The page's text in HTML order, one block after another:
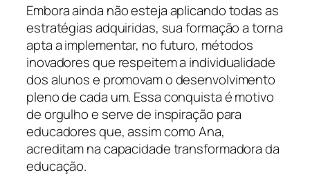
Embora ainda não esteja aplicando todas as
estratégias adquiridas, sua formação a torna
apta a implementar, no futuro, métodos
inovadores que respeitem a individualidade
dos alunos e promovam o desenvolvimento
pleno de cada um. Essa conquista é motivo
de orgulho e serve de inspiração para
educadores que, assim como Ana,
acreditam na capacidade transformadora da
educação.